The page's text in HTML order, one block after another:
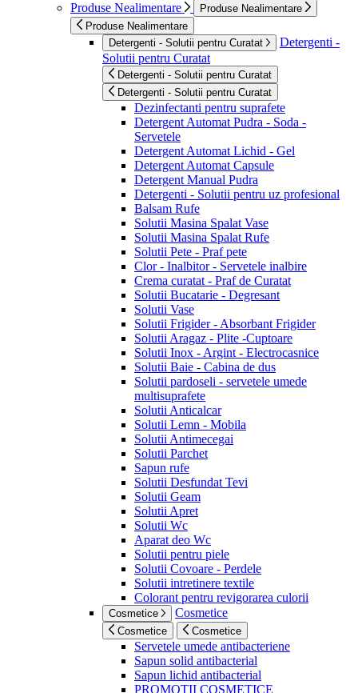
Produse Nealimentare
Produse Nealimentare
Produse Nealimentare
Detergenti - Solutii pentru Curatat
Detergenti -
Solutii pentru Curatat
Detergenti - Solutii pentru Curatat
Detergenti - Solutii pentru Curatat
Dezinfectanti pentru suprafete
Detergent Automat Pudra - Soda -
Servetele
Detergent Automat Lichid - Gel
Detergent Automat Capsule
Detergent Manual Pudra
Detergenti - Solutii pentru uz profesional
Balsam Rufe
Solutii Masina Spalat Vase
Solutii Masina Spalat Rufe
Solutii Pete - Praf pete
Clor - Inalbitor - Servetele inalbire
Crema curatat - Praf de Curatat
Solutii Bucatarie - Degresant
Solutii Vase
Solutii Frigider - Absorbant Frigider
Solutii Aragaz - Plite -Cuptoare
Solutii Inox - Argint - Electrocasnice
Solutii Baie - Cabina de dus
Solutii pardoseli - servetele umede
multisuprafete
Solutii Anticalcar
Solutii Lemn - Mobila
Solutii Antimecegai
Solutii Parchet
Sapun rufe
Solutii Desfundat Tevi
Solutii Geam
Solutii Apret
Solutii Wc
Aparat deo Wc
Solutii pentru piele
Solutii Covoare - Perdele
Solutii intretinere textile
Colorant pentru revigorarea culorii
Cosmetice Cosmetice
Cosmetice Cosmetice
Servetele umede antibacteriene
Sapun solid antibacterial
Sapun lichid antibacterial
PROMOTII COSMETICE